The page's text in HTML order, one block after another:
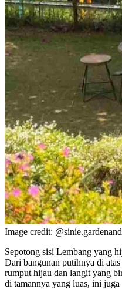
Image credit:
Sepotong sisi Lembang yang
Dari bangunan putihnya di
rumput hijau dan langit yang
di tamannya yang luas, ini juga